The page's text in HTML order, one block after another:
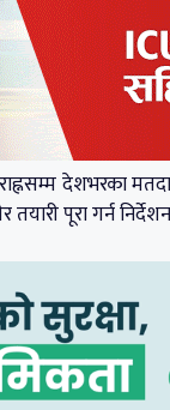
देशभरका
पूरा गर्न